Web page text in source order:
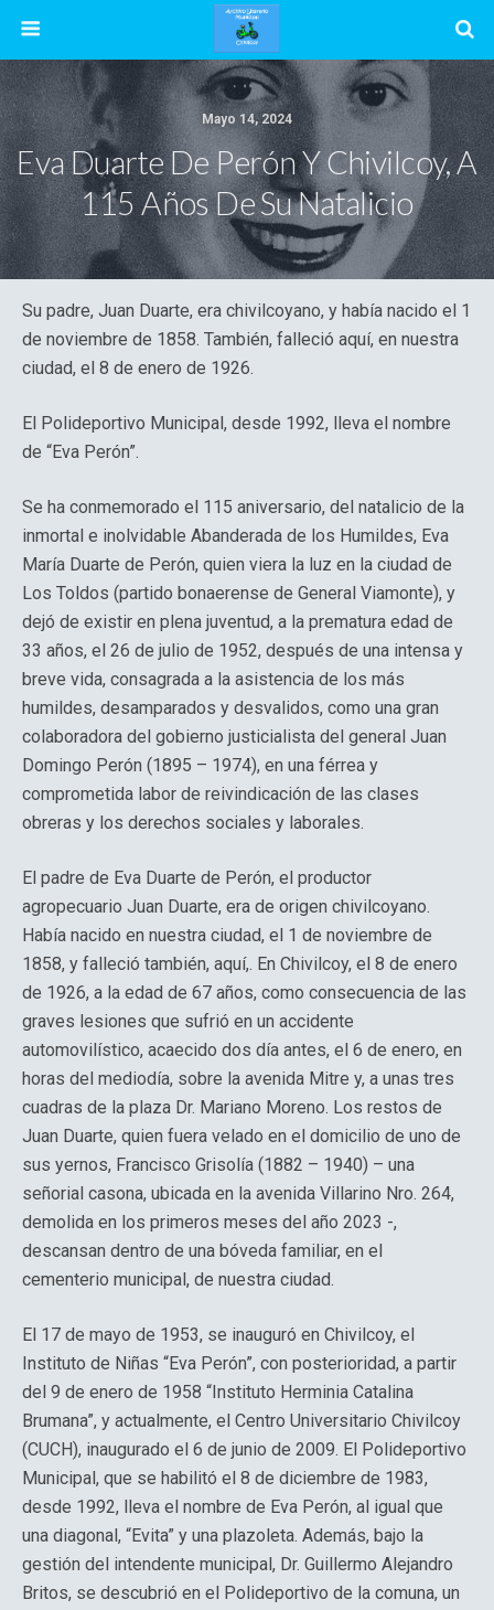
Mayo 14, 2024
Eva Duarte De Perón Y Chivilcoy, A
115 Años De Su Natalicio
Su padre, Juan Duarte, era chivilcoyano, y había nacido el 1
de noviembre de 1858. También, falleció aquí, en nuestra
ciudad, el 8 de enero de 1926.
El Polideportivo Municipal, desde 1992, lleva el nombre
de “Eva Perón”.
Se ha conmemorado el 115 aniversario, del natalicio de la
inmortal e inolvidable Abanderada de los Humildes, Eva
María Duarte de Perón, quien viera la luz en la ciudad de
Los Toldos (partido bonaerense de General Viamonte), y
dejó de existir en plena juventud, a la prematura edad de
33 años, el 26 de julio de 1952, después de una intensa y
breve vida, consagrada a la asistencia de los más
humildes, desamparados y desvalidos, como una gran
colaboradora del gobierno justicialista del general Juan
Domingo Perón (1895 – 1974), en una férrea y
comprometida labor de reivindicación de las clases
obreras y los derechos sociales y laborales.
El padre de Eva Duarte de Perón, el productor
agropecuario Juan Duarte, era de origen chivilcoyano.
Había nacido en nuestra ciudad, el 1 de noviembre de
1858, y falleció también, aquí,. En Chivilcoy, el 8 de enero
de 1926, a la edad de 67 años, como consecuencia de las
graves lesiones que sufrió en un accidente
automovilístico, acaecido dos día antes, el 6 de enero, en
horas del mediodía, sobre la avenida Mitre y, a unas tres
cuadras de la plaza Dr. Mariano Moreno. Los restos de
Juan Duarte, quien fuera velado en el domicilio de uno de
sus yernos, Francisco Grisolía (1882 – 1940) – una
señorial casona, ubicada en la avenida Villarino Nro. 264,
demolida en los primeros meses del año 2023 -,
descansan dentro de una bóveda familiar, en el
cementerio municipal, de nuestra ciudad.
El 17 de mayo de 1953, se inauguró en Chivilcoy, el
Instituto de Niñas “Eva Perón”, con posterioridad, a partir
del 9 de enero de 1958 “Instituto Herminia Catalina
Brumana”, y actualmente, el Centro Universitario Chivilcoy
(CUCH), inaugurado el 6 de junio de 2009. El Polideportivo
Municipal, que se habilitó el 8 de diciembre de 1983,
desde 1992, lleva el nombre de Eva Perón, al igual que
una diagonal, “Evita” y una plazoleta. Además, bajo la
gestión del intendente municipal, Dr. Guillermo Alejandro
Britos, se descubrió en el Polideportivo de la comuna, un